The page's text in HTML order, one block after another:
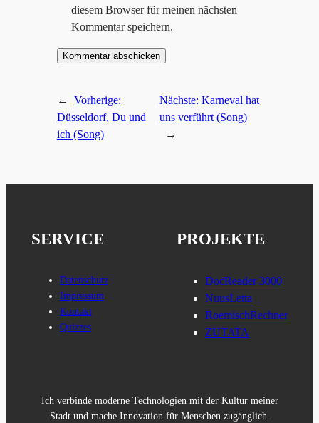
diesem Browser für meinen nächsten
Kommentar speichern.
←
Vorherige:
Düsseldorf, Du und
ich (Song)
Nächste: Karneval hat
uns verführt (Song)
→
SERVICE
Datenschutz
Impressum
Kontakt
Quizzes
PROJEKTE
DocReader 3000
NuusLetta
RoemischRechner
ZUTATA
Ich verbinde moderne Technologien mit der Kultur meiner
Stadt und mache Innovation für Menschen zugänglich.